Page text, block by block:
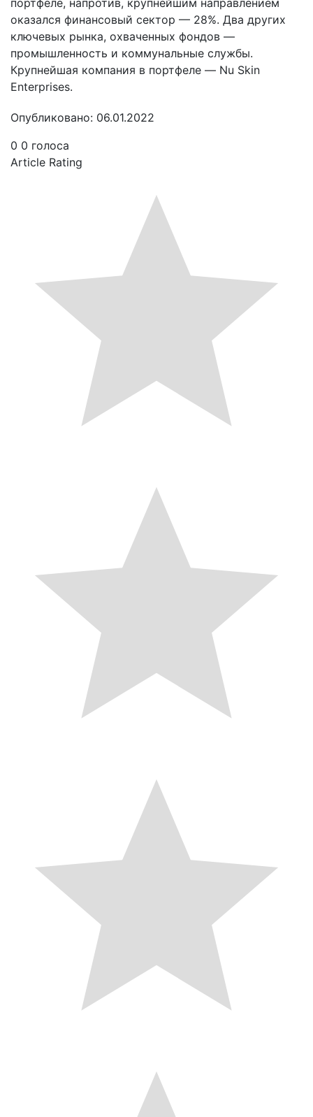
оказался финансовый сектор — 28%. Два других
ключевых рынка, охваченных фондов —
промышленность и коммунальные службы.
Крупнейшая компания в портфеле — Nu Skin
Enterprises.
Опубликовано: 06.01.2022
0 0 голоса
Article Rating